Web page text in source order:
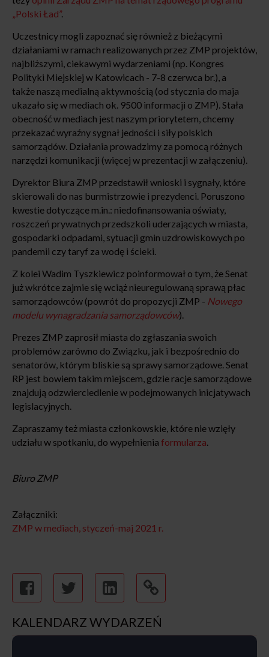
„Polski Ład”.
Uczestnicy mogli zapoznać się również z bieżącymi
działaniami w ramach realizowanych przez ZMP projektów,
najbliższymi, ciekawymi wydarzeniami (np. Kongres
Polityki Miejskiej w Katowicach - 7-8 czerwca br.), a
także naszą medialną aktywnością (od stycznia do maja
ukazało się w mediach ok. 9500 informacji o ZMP). Stała
obecność w mediach jest naszym priorytetem, chcemy
przekazać wyraźny sygnał jedności i siły polskich
samorządów. Działania prowadzimy za pomocą różnych
narzędzi komunikacji (więcej w prezentacji w załączeniu).
Dyrektor Biura ZMP przedstawił wnioski i sygnały, które
skierowali do nas burmistrzowie i prezydenci. Poruszono
kwestie dotyczące m.in.: niedofinansowania oświaty,
roszczeń prywatnych przedszkoli uderzających w miasta,
gospodarki odpadami, sytuacji gmin uzdrowiskowych po
pandemii czy taryf za wodę i ścieki.
Z kolei Wadim Tyszkiewicz poinformował o tym, że Senat
już wkrótce zajmie się wciąż nieuregulowaną sprawą płac
samorządowców (powrót do propozycji ZMP - Nowego
modelu wynagradzania samorządowców).
Prezes ZMP zaprosił miasta do zgłaszania swoich
problemów zarówno do Związku, jak i bezpośrednio do
senatorów, którym bliskie są sprawy samorządowe. Senat
RP jest bowiem takim miejscem, gdzie racje samorządowe
znajdują odzwierciedlenie w podejmowanych inicjatywach
legislacyjnych.
Zapraszamy też miasta członkowskie, które nie wzięły
udziału w spotkaniu, do wypełnienia formularza.
Biuro ZMP
Załączniki:
ZMP w mediach, styczeń-maj 2021 r.
KALENDARZ WYDARZEŃ